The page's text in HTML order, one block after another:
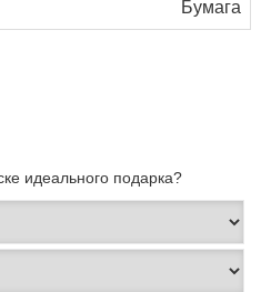
Бумага
идеального подарка?